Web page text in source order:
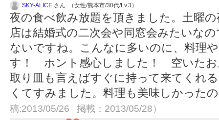
SKY-ALICE さん （女性/熊本市/30代/Lv.3）
夜の食べ飲み放題を頂きました。土曜
店は結婚式の二次会や同窓会みたいな
ないですね。こんなに多いのに、料理
す！ ホント感心しました！ 空いたお
取り皿も言えばすぐに持って来てくれ
くてすみました。料理も美味しかった
稿:2013/05/26 掲載：2013/05/28）